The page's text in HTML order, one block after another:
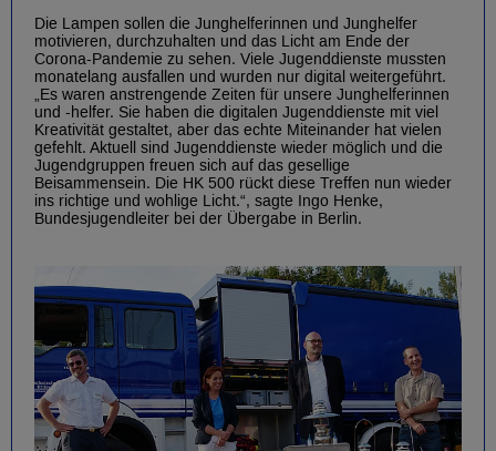
Die Lampen sollen die Junghelferinnen und Junghelfer
motivieren, durchzuhalten und das Licht am Ende der
Corona-Pandemie zu sehen. Viele Jugenddienste mussten
monatelang ausfallen und wurden nur digital weitergeführt.
„Es waren anstrengende Zeiten für unsere Junghelferinnen
und -helfer. Sie haben die digitalen Jugenddienste mit viel
Kreativität gestaltet, aber das echte Miteinander hat vielen
gefehlt. Aktuell sind Jugenddienste wieder möglich und die
Jugendgruppen freuen sich auf das gesellige
Beisammensein. Die HK 500 rückt diese Treffen nun wieder
ins richtige und wohlige Licht.“, sagte Ingo Henke,
Bundesjugendleiter bei der Übergabe in Berlin.